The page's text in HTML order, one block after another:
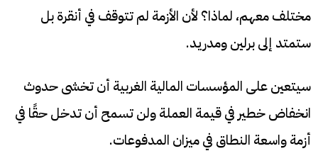
مختلف معهم، لماذا؟ لأن الأزمة لم تتوقف في أنقرة بل
ستمتد إلى برلين ومدريد.
سيتعين على المؤسسات المالية الغربية أن تخشى حدوث
انخفاض خطير في قيمة العملة ولن تسمح أن تدخل حقًا في
أزمة واسعة النطاق في ميزان المدفوعات.